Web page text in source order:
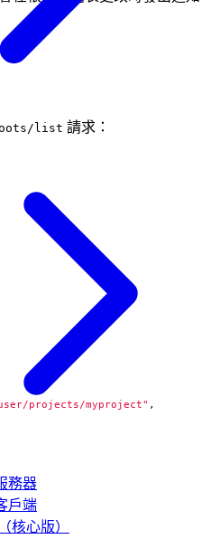
務器
戶端
核心版）
list 請求：
projects/myproject" ,